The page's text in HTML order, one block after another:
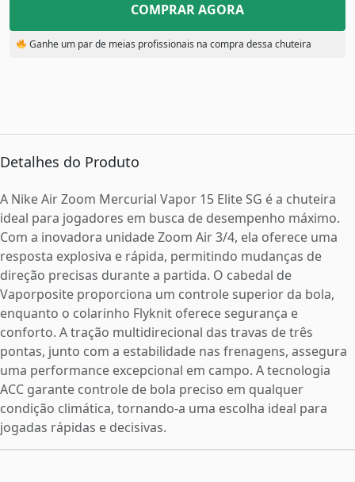
COMPRAR AGORA
Ganhe um par de meias profissionais na compra dessa chuteira
Detalhes do Produto
A Nike Air Zoom Mercurial Vapor 15 Elite SG é a chuteira
ideal para jogadores em busca de desempenho máximo.
Com a inovadora unidade Zoom Air 3/4, ela oferece uma
resposta explosiva e rápida, permitindo mudanças de
direção precisas durante a partida. O cabedal de
Vaporposite proporciona um controle superior da bola,
enquanto o colarinho Flyknit oferece segurança e
conforto. A tração multidirecional das travas de três
pontas, junto com a estabilidade nas frenagens, assegura
uma performance excepcional em campo. A tecnologia
ACC garante controle de bola preciso em qualquer
condição climática, tornando-a uma escolha ideal para
jogadas rápidas e decisivas.